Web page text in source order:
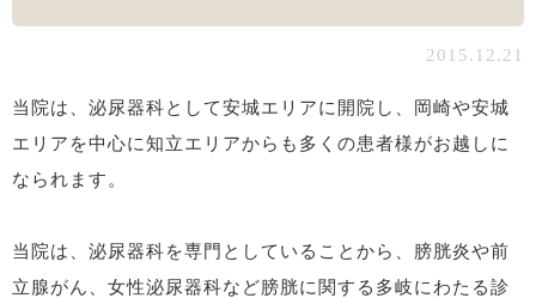
2015.12.21
当院は、泌尿器科として安城エリアに開院し、岡崎や安城
エリアを中心に知立エリアからも多くの患者様がお越しに
なられます。
当院は、泌尿器科を専門としていることから、膀胱炎や前
立腺がん、女性泌尿器科など膀胱に関する多岐にわたる診